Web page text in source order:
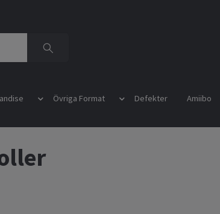
Övriga Format Defekter Amiibo